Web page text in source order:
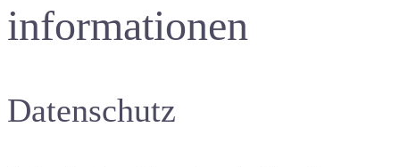
informationen
Datenschutz